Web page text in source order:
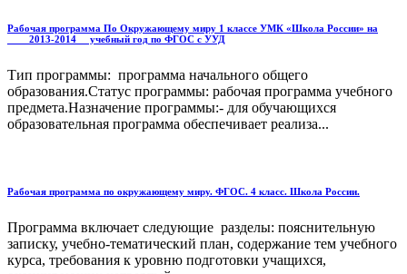
Рабочая программа По Окружающему миру 1 классе УМК «Школа России» на
____2013-2014__ учебный год по ФГОС с УУД
Тип программы: программа начального общего
образования.Статус программы: рабочая программа учебного
предмета.Назначение программы:- для обучающихся
образовательная программа обеспечивает реализа...
Рабочая программа по окружающему миру. ФГОС. 4 класс. Школа России.
Программа включает следующие разделы: пояснительную
записку, учебно-тематический план, содержание тем учебного
курса, требования к уровню подготовки учащихся,